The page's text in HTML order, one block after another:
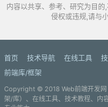
内容以共享、参考、研究为目
侵权或违规,请与
首页 技术导航 在线工具
前端库/框架